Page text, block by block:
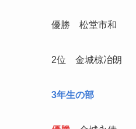
優勝 松堂市和
2位 金城椋冶朗
3年生の部